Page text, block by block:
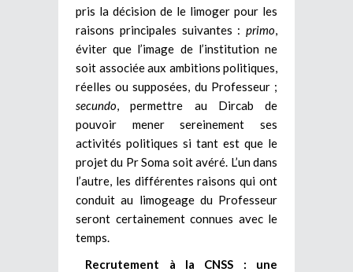
pris la décision de le limoger pour les
raisons principales suivantes : primo
éviter que l’image de l’institution ne
soit associée aux ambitions politiques,
réelles ou supposées, du Professeur ;
secundo , permettre au Dircab de
pouvoir mener sereinement ses
activités politiques si tant est que le
projet du Pr Soma soit avéré. L’un dans
l’autre, les différentes raisons qui ont
conduit au limogeage du Professeur
seront certainement connues avec le
temps.
Recrutement à la CNSS : une